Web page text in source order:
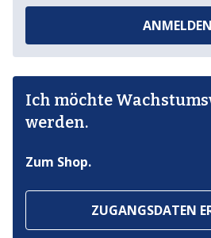
ANMELDEN
Ich möchte
werden.
Zum Shop.
ZUGANGSDATEN